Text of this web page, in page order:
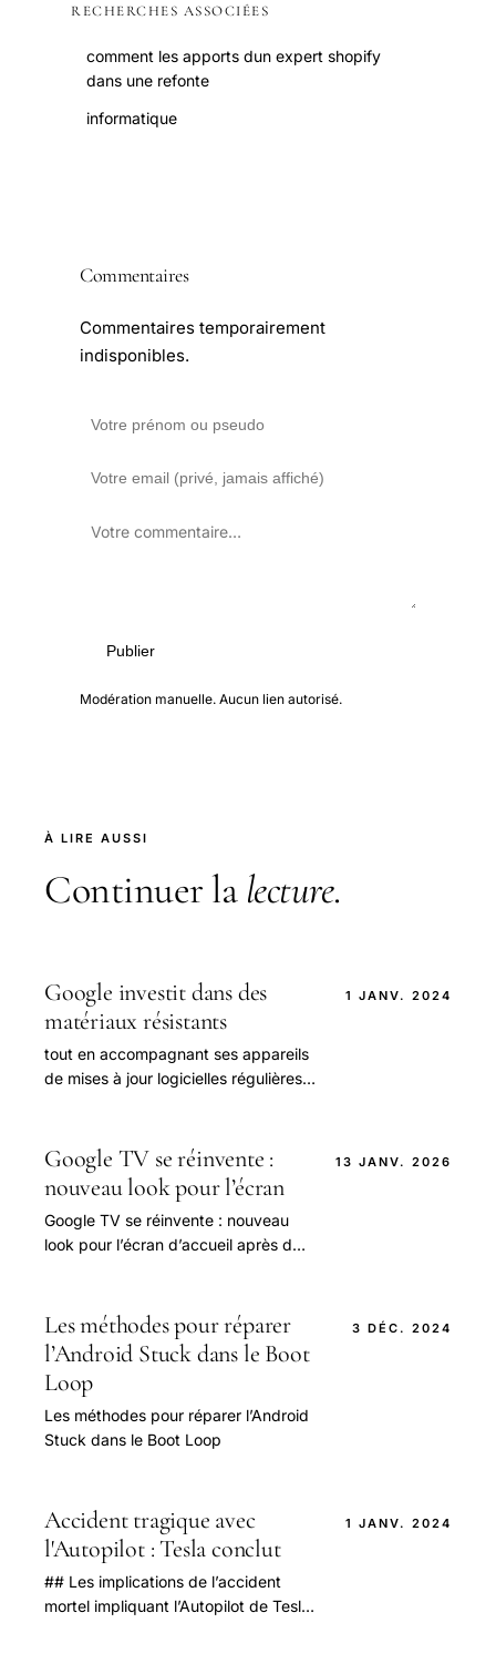
RECHERCHES ASSOCIÉES
comment les apports dun expert shopify
dans une refonte
informatique
Commentaires
Commentaires temporairement
indisponibles.
Publier
Modération manuelle. Aucun lien autorisé.
À LIRE AUSSI
Continuer la lecture.
Google investit dans des
matériaux résistants
tout en accompagnant ses appareils
de mises à jour logicielles régulières
1 JANV. 2024
Google TV se réinvente :
nouveau look pour l’écran
Google TV se réinvente : nouveau
look pour l’écran d’accueil après des
13 JANV. 2026
Les méthodes pour réparer
l’Android Stuck dans le Boot
Loop
Les méthodes pour réparer l’Android
Stuck dans le Boot Loop
3 DÉC. 2024
Accident tragique avec
l'Autopilot : Tesla conclut
## Les implications de l’accident
mortel impliquant l’Autopilot de Tesla
1 JANV. 2024